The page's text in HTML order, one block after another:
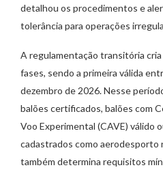
detalhou os procedimentos e
tolerância para operações
A regulamentação transitória
fases, sendo a primeira válida
dezembro de 2026. Nesse
balões certificados, balões com
Voo Experimental (CAVE) válido
cadastrados como aerodesporto
também determina requisitos